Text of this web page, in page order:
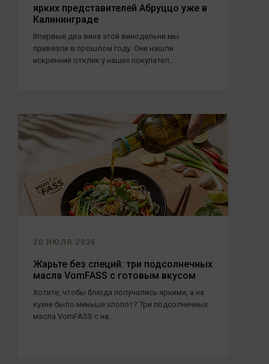
ярких представителей Абруццо уже в
Калининграде
Впервые два вина этой винодельни мы
привезли в прошлом году. Они нашли
искренний отклик у наших покупател...
20 ИЮЛЯ 2026
Жарьте без специй: три подсолнечных
масла VomFASS с готовым вкусом
Хотите, чтобы блюда получались яркими, а на
кухне было меньше хлопот? Три подсолнечных
масла VomFASS с на...